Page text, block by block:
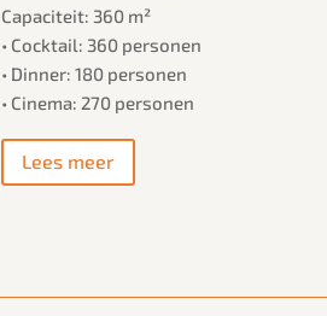
Capaciteit: 360 m²
• Cocktail: 360 personen
• Dinner: 180 personen
• Cinema: 270 personen
Lees meer